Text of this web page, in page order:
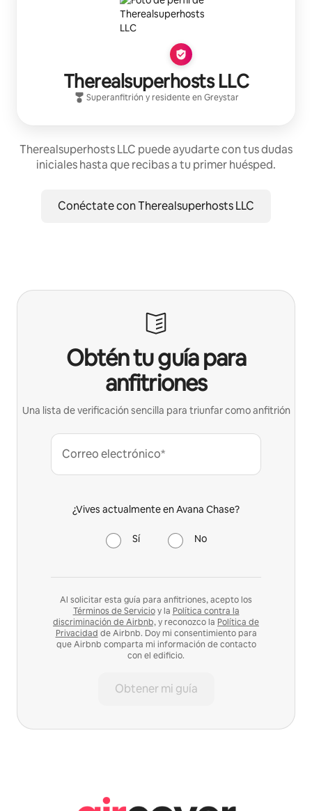
Therealsuperhosts LLC
Superanfitrión y residente en Greystar
Therealsuperhosts LLC puede ayudarte con tus dudas
iniciales hasta que recibas a tu primer huésped.
Conéctate con Therealsuperhosts LLC
Obtén tu guía para
anfitriones
Una lista de verificación sencilla para triunfar como anfitrión
Correo electrónico*
¿Vives actualmente en Avana Chase?
Sí No
Al solicitar esta guía para anfitriones, acepto los
Términos de Servicioy la Política contra la
discriminación de Airbnb,y reconozco la Política de
Privacidad de Airbnb. Doy mi consentimiento para
que Airbnb comparta mi información de contacto
con el edificio.
Obtener mi guía